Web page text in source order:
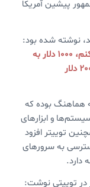
پیشین آمریکا
نوشته شده بود:
“همه از من می‌خواهند که مقداری پول اهدا کنم، 1000 دلار به
کیف پول بیت کوین من ارسال کنید و من 2000 دلار
هماهنگ بوده که
و ابزارهای
توییتر افزود
به سرورهای
دارد.
توییتی نوشت: